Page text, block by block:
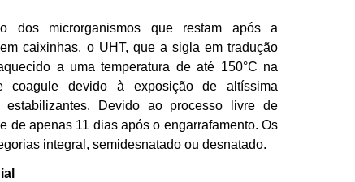
dos microrganismos que restam após a
caixinhas, o UHT, que a sigla em tradução
a uma temperatura de até 150°C na
coagule devido à exposição de altíssima
estabilizantes. Devido ao processo livre de
de apenas 11 dias após o engarrafamento. Os
integral, semidesnatado ou desnatado.